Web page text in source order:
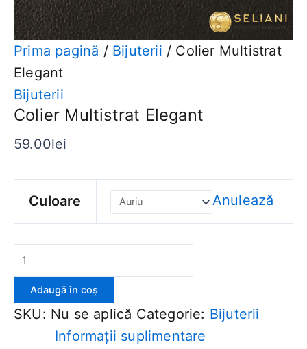
Prima pagină / Bijuterii / Colier Multistrat
Elegant
Bijuterii
Colier Multistrat Elegant
59.00lei
Culoare Anulează
Adaugă în coș
SKU: Nu se aplică Categorie: Bijuterii
Informații suplimentare